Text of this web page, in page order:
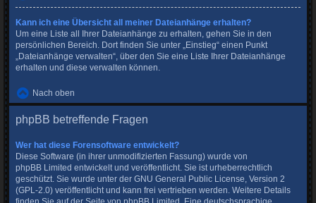
Kann ich eine Übersicht all meiner Dateianhänge erhalten?
Um eine Liste all Ihrer Dateianhänge zu erhalten, gehen Sie in den
persönlichen Bereich. Dort finden Sie unter „Einstieg“ einen Punkt
„Dateianhänge verwalten“, über den Sie eine Liste Ihrer Dateianhänge
erhalten und diese verwalten können.
Nach oben
phpBB betreffende Fragen
Wer hat diese Forensoftware entwickelt?
Diese Software (in ihrer unmodifizierten Fassung) wurde von
phpBB Limited entwickelt und veröffentlicht. Sie ist urheberrechtlich
geschützt. Sie wurde unter der GNU General Public License, Version 2
(GPL-2.0) veröffentlicht und kann frei vertrieben werden. Weitere Details